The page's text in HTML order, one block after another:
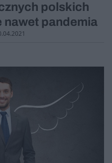
polskich
nawet pandemia